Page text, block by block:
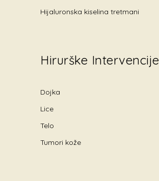
Hijaluronska kiselina tretmani
Hirurške Intervencije
Dojka
Lice
Telo
Tumori kože